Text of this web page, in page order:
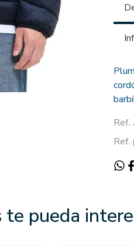
Ref.
te pueda